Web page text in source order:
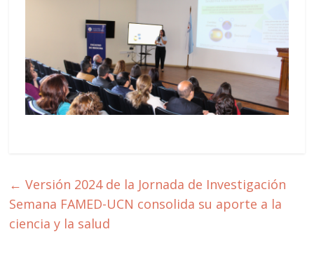
← Versión 2024 de la Jornada de Investigación
Semana FAMED-UCN consolida su aporte a la
ciencia y la salud